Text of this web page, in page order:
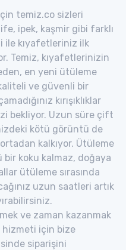
temiz.co sizleri
ipek, kaşmir gibi farklı
ile kıyafetleriniz ilk
Temiz, kıyafetlerinizin
en yeni ütüleme
ve güvenli bir
kırışıklıklar
bekliyor. Uzun süre çift
kötü görüntü de
kalkıyor. Ütüleme
koku kalmaz, doğaya
ütüleme sırasında
uzun saatleri artık
ve zaman kazanmak
hizmeti için bize
siparişini